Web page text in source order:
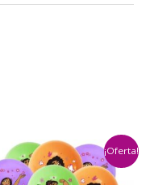
¡Oferta!